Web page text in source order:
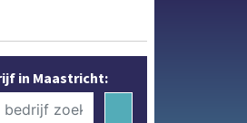
in Maastricht: